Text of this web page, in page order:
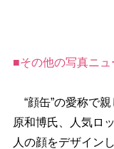
■その他の写真ニュ
“顔缶”の愛称で
原和博氏、人気ロ
人の顔をデザイン